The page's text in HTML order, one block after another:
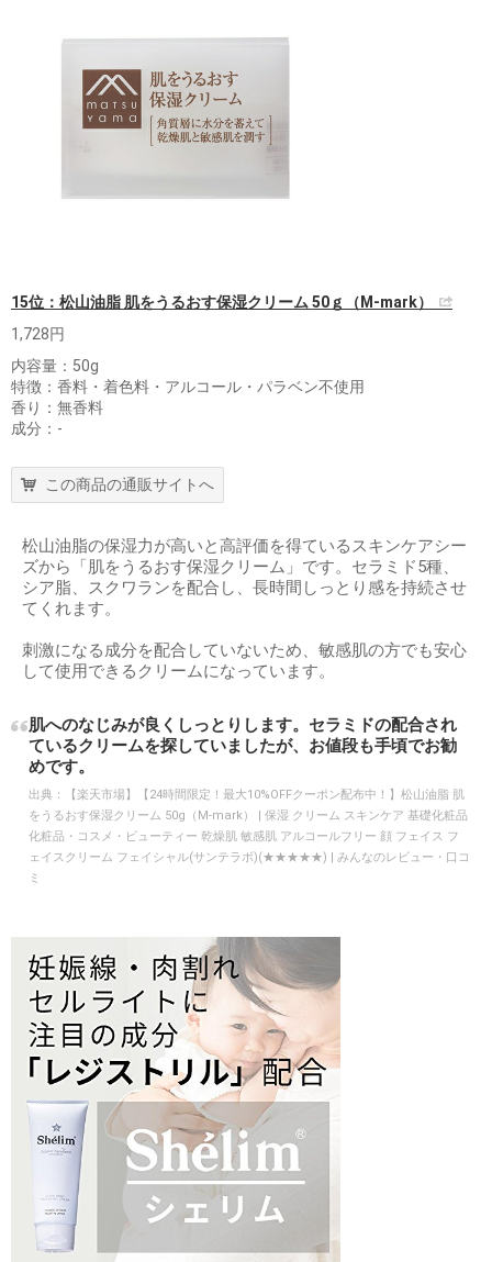
15位：松山油脂 肌をうるおす保湿クリーム 50ｇ（M-mark）
1,728円
内容量：50g
特徴：香料・着色料・アルコール・パラベン不使用
香り：無香料
成分：-
この商品の通販サイトへ
松山油脂の保湿力が高いと高評価を得ているスキンケアシー
ズから「肌をうるおす保湿クリーム」です。セラミド5種、
シア脂、スクワランを配合し、長時間しっとり感を持続させ
てくれます。
刺激になる成分を配合していないため、敏感肌の方でも安心
して使用できるクリームになっています。
肌へのなじみが良くしっとりします。セラミドの配合され
ているクリームを探していましたが、お値段も手頃でお勧
めです。
出典：
【楽天市場】【24時間限定！最大10%OFFクーポン配布中！】松山油脂 肌
をうるおす保湿クリーム 50g（M-mark） | 保湿 クリーム スキンケア 基礎化粧品
化粧品・コスメ・ビューティー 乾燥肌 敏感肌 アルコールフリー 顔 フェイス フ
ェイスクリーム フェイシャル(サンテラボ)(★★★★★) | みんなのレビュー・口コ
ミ